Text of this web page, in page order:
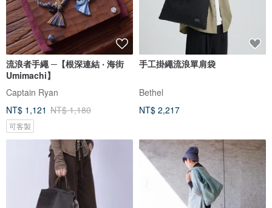
流浪者手繩 ─【根深連結 ‧ 海街
Umimachi】
Captain Ryan
NT$ 1,121 NT$ 1,180
可客製
手工掛繩流浪單肩袋
Bethel
NT$ 2,217